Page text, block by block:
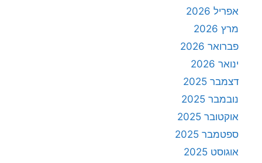
אפריל 2026
מרץ 2026
פברואר 2026
ינואר 2026
דצמבר 2025
נובמבר 2025
אוקטובר 2025
ספטמבר 2025
אוגוסט 2025